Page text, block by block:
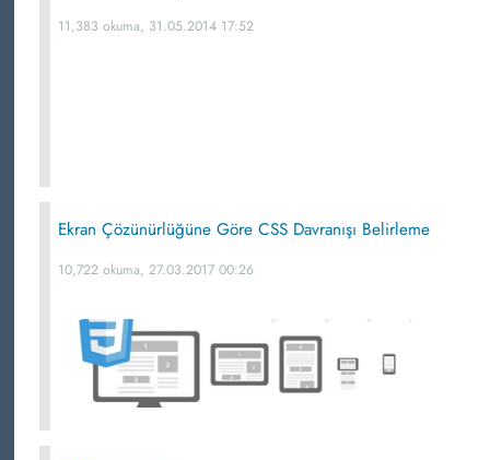
11,383 okuma, 31.05.2014 17:52
Ekran Çözünürlüğüne Göre CSS Davranışı Belirleme
10,722 okuma, 27.03.2017 00:26